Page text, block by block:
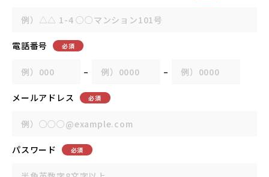
電話番号 必須
– –
メールアドレス 必須
パスワード 必須